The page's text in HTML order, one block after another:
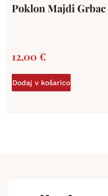
Poklon Majdi Grbac
12,00 €
Dodaj v košarico